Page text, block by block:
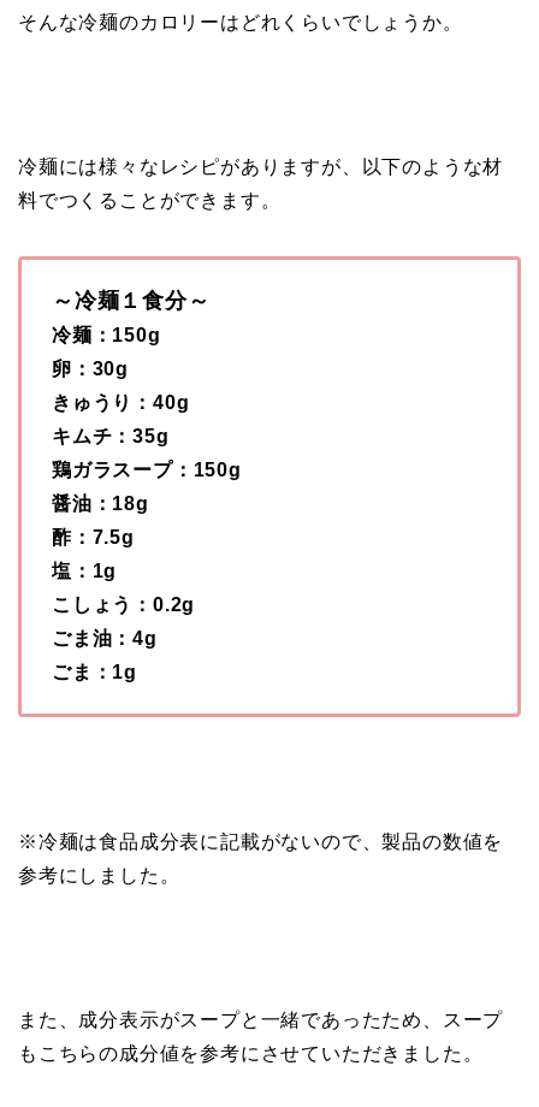
そんな冷麺のカロリーはどれくらいでしょうか。
冷麺には様々なレシピがありますが、以下のような材
料でつくることができます。
～冷麺１食分～
冷麺：150g
卵：30g
きゅうり：40g
キムチ：35g
鶏ガラスープ：150g
醤油：18g
酢：7.5g
塩：1g
こしょう：0.2g
ごま油：4g
ごま：1g
※冷麺は食品成分表に記載がないので、製品の数値を
参考にしました。
また、成分表示がスープと一緒であったため、スープ
もこちらの成分値を参考にさせていただきました。